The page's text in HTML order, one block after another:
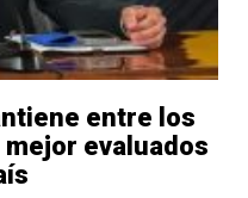
entre los
evaluados